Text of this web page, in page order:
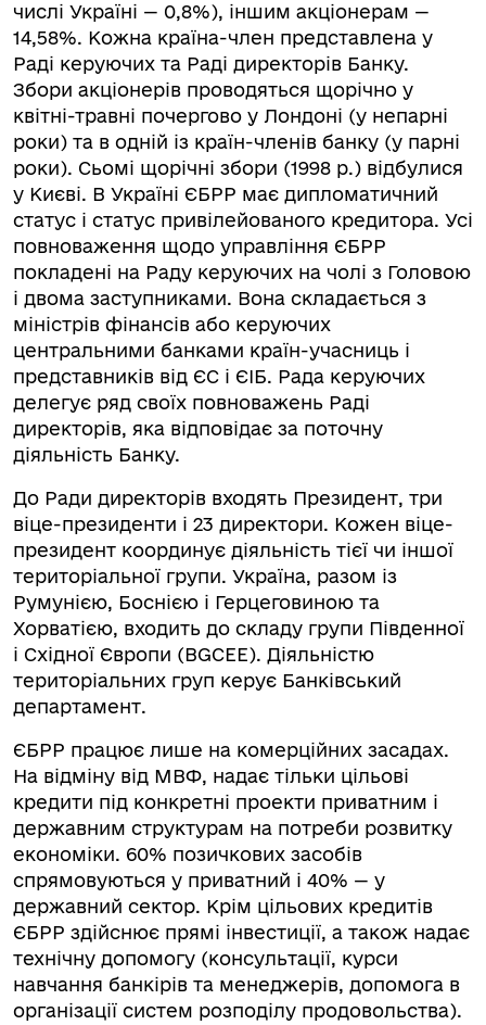
числі Україні — 0,8%), іншим акціонерам —
14,58%. Кожна країна-член представлена у
Раді керуючих та Раді директорів Банку.
Збори акціонерів проводяться щорічно у
квітні-травні почергово у Лондоні (у непарні
роки) та в одній із країн-членів банку (у парні
роки). Сьомі щорічні збори (1998 р.) відбулися
у Києві. В Україні ЄБРР має дипломатичний
статус і статус привілейованого кредитора. Усі
повноваження щодо управління ЄБРР
покладені на Раду керуючих на чолі з Головою
і двома заступниками. Вона складається з
міністрів фінансів або керуючих
центральними банками країн-учасниць і
представників від ЄС і ЄІБ. Рада керуючих
делегує ряд своїх повноважень Раді
директорів, яка відповідає за поточну
діяльність Банку.
До Ради директорів входять Президент, три
віце-президенти і 23 директори. Кожен віце-
президент координує діяльність тієї чи іншої
територіальної групи. Україна, разом із
Румунією, Боснією і Герцеговиною та
Хорватією, входить до складу групи Південної
і Східної Європи (BGCEE). Діяльністю
територіальних груп керує Банківський
департамент.
ЄБРР працює лише на комерційних засадах.
На відміну від МВФ, надає тільки цільові
кредити під конкретні проекти приватним і
державним структурам на потреби розвитку
економіки. 60% позичкових засобів
спрямовуються у приватний і 40% — у
державний сектор. Крім цільових кредитів
ЄБРР здійснює прямі інвестиції, а також надає
технічну допомогу (консультації, курси
навчання банкірів та менеджерів, допомога в
організації систем розподілу продовольства).